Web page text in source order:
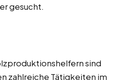
gesucht.
sind
zahlreiche Tätigkeiten im